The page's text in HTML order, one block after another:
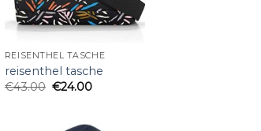
REISENTHEL TASCHE
reisenthel tasche
€43.00 €24.00